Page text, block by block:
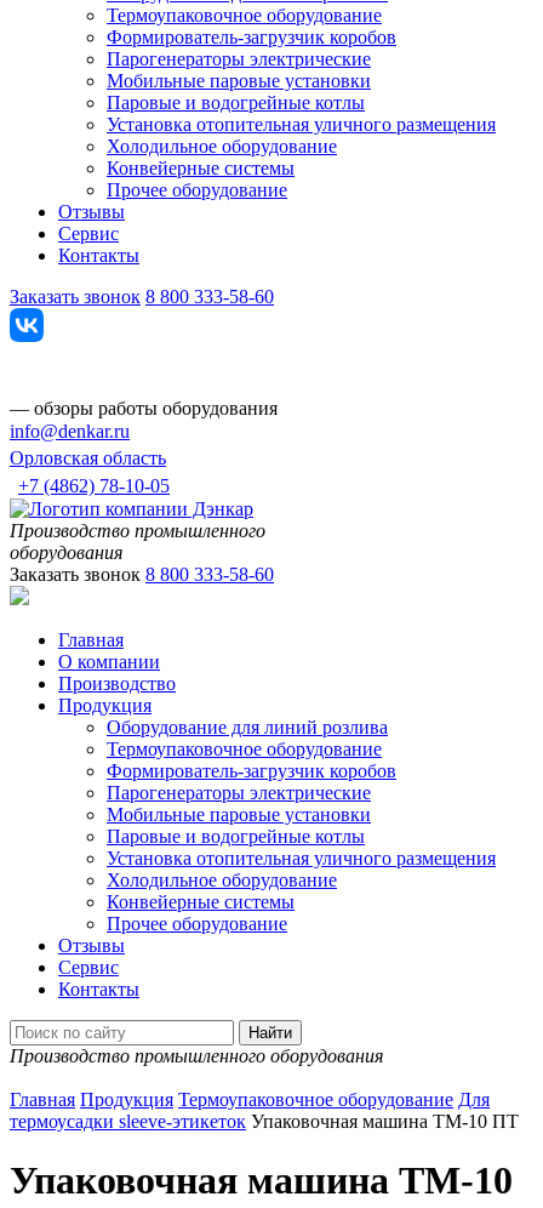
Термоупаковочное оборудование
Формирователь-загрузчик коробов
Парогенераторы электрические
Мобильные паровые установки
Паровые и водогрейные котлы
Установка отопительная уличного размещения
Холодильное оборудование
Конвейерные системы
Прочее оборудование
Отзывы
Сервис
Контакты
Заказать звонок 8 800 333-58-60
— обзоры работы оборудования
info@denkar.ru
Орловская область
+7 (4862) 78-10-05
Производство промышленного
оборудования
Заказать звонок 8 800 333-58-60
Главная
О компании
Производство
Продукция
Оборудование для линий розлива
Термоупаковочное оборудование
Формирователь-загрузчик коробов
Парогенераторы электрические
Мобильные паровые установки
Паровые и водогрейные котлы
Установка отопительная уличного размещения
Холодильное оборудование
Конвейерные системы
Прочее оборудование
Отзывы
Сервис
Контакты
Производство промышленного оборудования
Главная Продукция Термоупаковочное оборудование Для
термоусадки sleeve-этикеток Упаковочная машина ТМ-10 ПТ
Упаковочная машина ТМ-10